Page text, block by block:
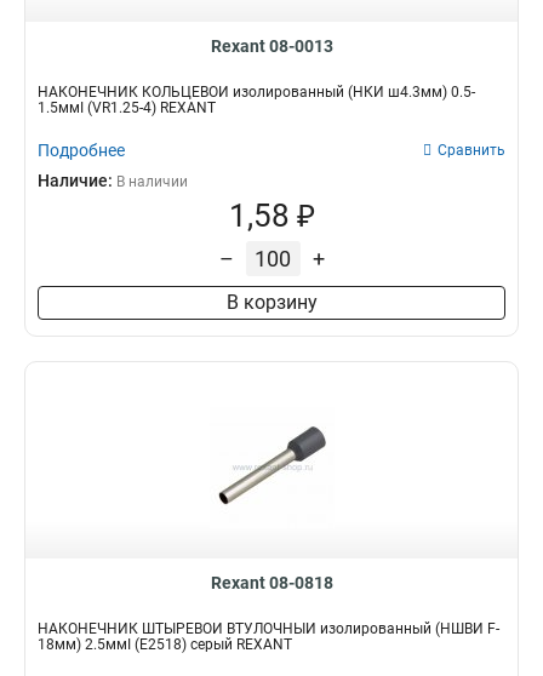
Rexant 08-0013
НАКОНЕЧНИК КОЛЬЦЕВОЙ изолированный (НКИ ш4.3мм) 0.5-
1.5ммІ (VR1.25-4) REXANT
Подробнее Сравнить
Наличие: В наличии
1,58 ₽
– +
В корзину
Rexant 08-0818
НАКОНЕЧНИК ШТЫРЕВОЙ ВТУЛОЧНЫЙ изолированный (НШВИ F-
18мм) 2.5ммІ (E2518) серый REXANT